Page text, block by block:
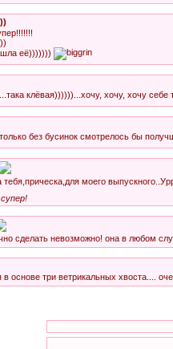
её)))))))
клёвая))))))...хочу, хочу, хочу себе
без бусинок смотрелось бы
моего
супер!
сделать невозможно! она в любом
основе три ветрикальных хвоста....